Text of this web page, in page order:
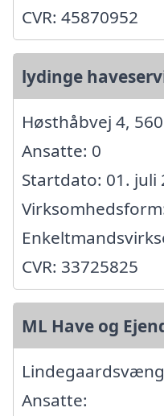
CVR: 45870952
lydinge
Høsthåbvej 4,
Ansatte: 0
Startdato: 01. juli
CVR: 33725825
ML Have og
Ansatte: